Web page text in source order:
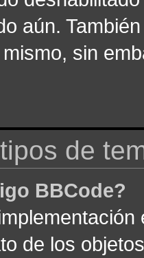
aún.
sin
de
BBCode?
de los